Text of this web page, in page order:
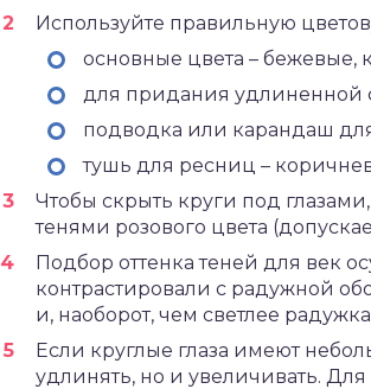
Используйте правильную
основные цвета – бежевые,
для придания
подводка или карандаш
тушь для ресниц –
Чтобы скрыть круги под
тенями розового цвета
Подбор оттенка теней для век
контрастировали с радужной
и, наоборот, чем светлее
Если круглые глаза имеют
удлинять, но и увеличивать.